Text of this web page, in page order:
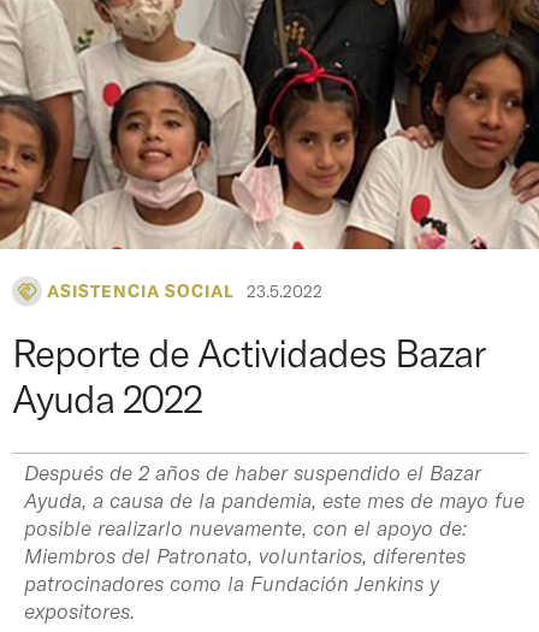
ASISTENCIA SOCIAL 23.5.2022
Reporte de Actividades Bazar
Ayuda 2022
Después de 2 años de haber suspendido el Bazar
Ayuda, a causa de la pandemia, este mes de mayo fue
posible realizarlo nuevamente, con el apoyo de:
Miembros del Patronato, voluntarios, diferentes
patrocinadores como la Fundación Jenkins y
expositores.